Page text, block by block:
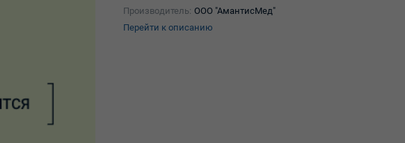
Производитель: ООО "АмантисМед"
Перейти к описанию